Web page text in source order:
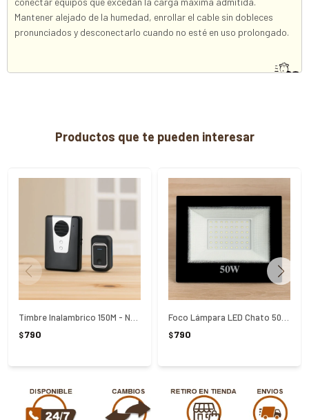
Mantener alejado de la humedad, enrollar el cable sin dobleces
pronunciados y desconectarlo cuando no esté en uso prolongado.
Productos que te pueden interesar
$790 $790